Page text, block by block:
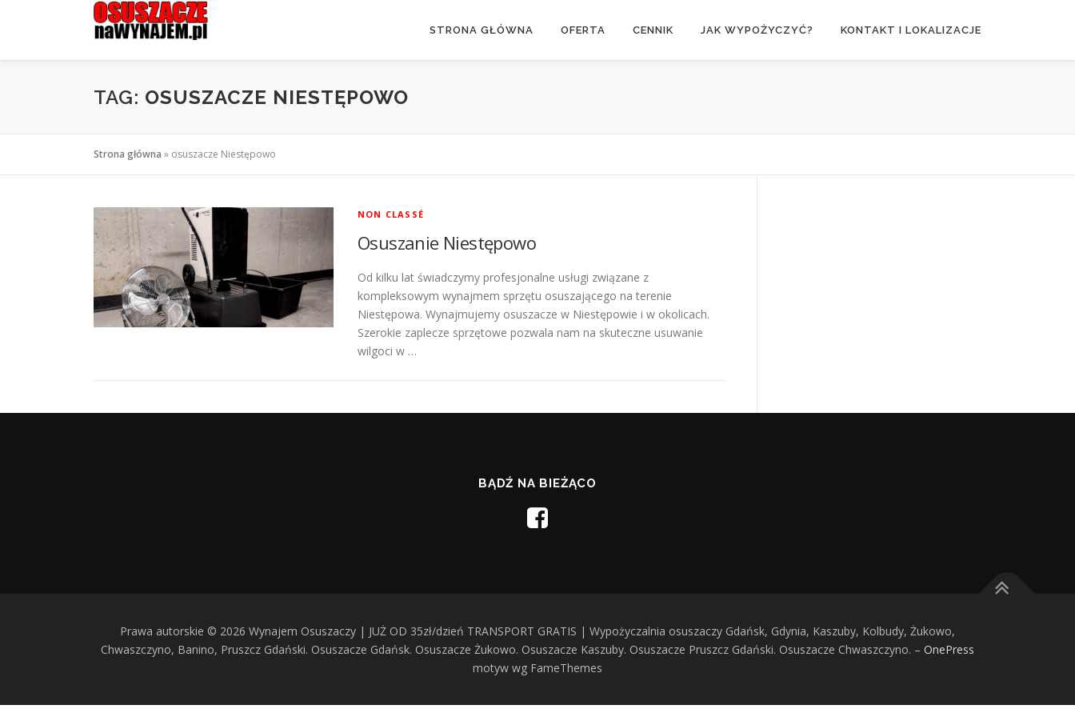
STRONA GŁÓWNA OFERTA CENNIK JAK WYPOŻYCZYĆ? KONTAKT I LOKALIZACJE
TAG: OSUSZACZE NIESTĘPOWO
Strona główna » osuszacze Niestępowo
NON CLASSÉ
Osuszanie Niestępowo
Od kilku lat świadczymy profesjonalne usługi związane z
kompleksowym wynajmem sprzętu osuszającego na terenie
Niestępowa. Wynajmujemy osuszacze w Niestępowie i w okolicach.
Szerokie zaplecze sprzętowe pozwala nam na skuteczne usuwanie
wilgoci w …
BĄDŹ NA BIEŻĄCO
Prawa autorskie © 2026 Wynajem Osuszaczy | JUŻ OD 35zł/dzień TRANSPORT GRATIS | Wypożyczalnia osuszaczy Gdańsk, Gdynia, Kaszuby, Kolbudy, Żukowo,
Chwaszczyno, Banino, Pruszcz Gdański. Osuszacze Gdańsk. Osuszacze Żukowo. Osuszacze Kaszuby. Osuszacze Pruszcz Gdański. Osuszacze Chwaszczyno. – OnePress
motyw wg FameThemes